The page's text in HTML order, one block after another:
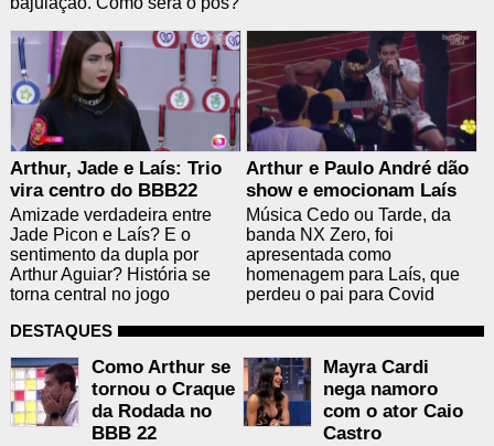
Arthur, Jade e Laís: Trio
vira centro do BBB22
Amizade verdadeira entre
Jade Picon e Laís? E o
sentimento da dupla por
Arthur Aguiar? História se
torna central no jogo
Arthur e Paulo André dão
show e emocionam Laís
Música Cedo ou Tarde, da
banda NX Zero, foi
apresentada como
homenagem para Laís, que
perdeu o pai para Covid
DESTAQUES
Como Arthur se
tornou o Craque
da Rodada no
BBB 22
Mayra Cardi
nega namoro
com o ator Caio
Castro